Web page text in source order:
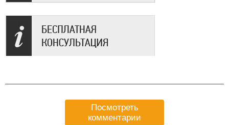
Посмотреть
комментарии